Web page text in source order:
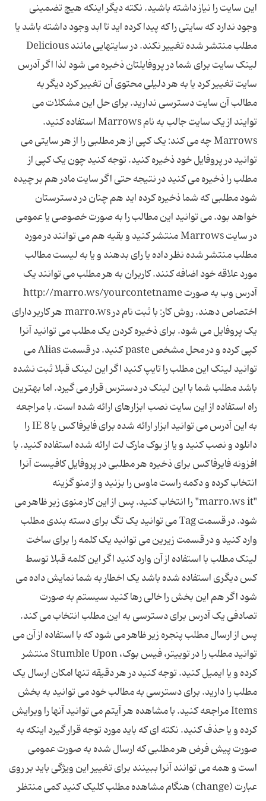
این سایت را نیاز داشته باشید. نکته دیگر اینکه هیچ تضمینی
وجود ندارد که سایتی را که پیدا کرده اید تا ابد وجود داشته باشد یا
مطلب منتشر شده تغییر نکند. در سایتهایی مانند Delicious
لینک سایت برای شما در پروفایلتان ذخیره می شود لذا اگر آدرس
سایت تغییر کرد یا به هر دلیلی محتوی آن تغییر کرد دیگر به
مطالب آن سایت دسترسی ندارید. برای حل این مشکلات می
توایند از یک سایت جالب به نام Marrows استفاده کنید.
Marrows چه می کند: یک کپی از هر مطلبی را از هر سایتی می
توانید در پروفایل خود ذخیره کنید. توجه کنید چون یک کپی از
مطلب را ذخیره می کنید در نتیجه حتی اگر سایت مادر هم بر چیده
شود مطلبی که شما ذخیره کرده اید هم چنان در دسترستان
خواهد بود. می توانید این مطالب را به صورت خصوصی یا عمومی
در سایت Marrows منتشر کنید و بقیه هم می توانند در مورد
مطلب منتشر شده نظر داده یا رای بدهند و یا به لیست مطالب
مورد علاقه خود اضافه کنند. کاربران به هر مطلب می توانند یک
آدرس وب به صورت http://marro.ws/yourcontetname
اختصاص دهند. روش کار: با ثبت نام در marro.ws هر کاربر دارای
یک پروفایل می شود. برای ذخیره کردن یک مطلب می توانید آنرا
کپی کرده و در محل مشخص paste کنید. در قسمت Alias می
توانید لینک این مطلب را تایپ کنید اگر این لینک قبلا ثبت نشده
باشد مطلب شما با این لینک در دسترس قرار می گیرد. اما بهترین
راه استفاده از این سایت نصب ابزارهای ارائه شده است. با مراجعه
به این آدرس می توانید ابزار ارائه شده برای فایرفاکس یا IE 8 را
دانلود و نصب کنید و یا از بوک مارک لت ارائه شده استفاده کنید. با
افزونه فایرفاکس برای ذخیره هر مطلبی در پروفایل کافیست آنرا
انتخاب کرده و دکمه راست ماوس را بزنید و از منو گزینه
"marro.ws it" را انتخاب کنید. پس از این کار منوی زیر ظاهر می
شود. در قسمت Tag می توانید یک تگ برای دسته بندی مطلب
وارد کنید و در قسمت زیرین می توانید یک کلمه را برای ساخت
لینک مطلب با استفاده از آن وارد کنید اگر این کلمه قبلا توسط
کس دیگری استفاده شده باشد یک اخطار به شما نمایش داده می
شود اگر هم این بخش را خالی رها کنید سیستم به صورت
تصادفی یک آدرس برای دسترسی به این مطلب انتخاب می کند.
پس از ارسال مطلب پنجره زیر ظاهر می شود که با استفاده از آن می
توانید مطلب را در توییتر، فیس بوک، Stumble Upon منتشر
کرده و یا ایمیل کنید. توجه کنید در هر دقیقه تنها امکان ارسال یک
مطلب را دارید. برای دسترسی به مطالب خود می توانید به بخش
Items مراجعه کنید. با مشاهده هر آیتم می توانید آنها را ویرایش
کرده و یا حذف کنید. نکته ای که باید مورد توجه قرار گیرد اینکه به
صورت پیش فرض هر مطلبی که ارسال شده به صورت عمومی
است و همه می توانند آنرا ببینند برای تغییر این ویژگی باید بر روی
عبارت (change) هنگام مشاهده مطلب کلیک کنید کمی منتظر